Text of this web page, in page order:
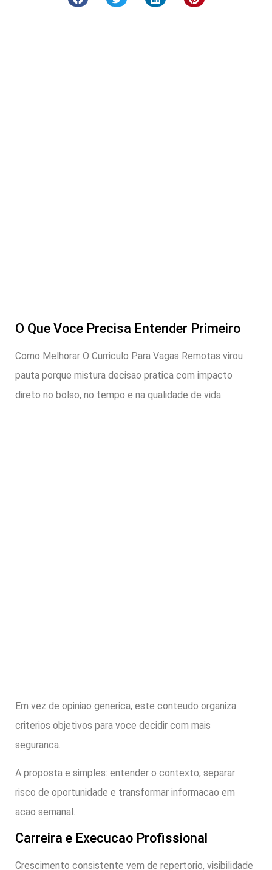
O Que Voce Precisa Entender Primeiro
Como Melhorar O Curriculo Para Vagas Remotas virou
pauta porque mistura decisao pratica com impacto
direto no bolso, no tempo e na qualidade de vida.
Em vez de opiniao generica, este conteudo organiza
criterios objetivos para voce decidir com mais
seguranca.
A proposta e simples: entender o contexto, separar
risco de oportunidade e transformar informacao em
acao semanal.
Carreira e Execucao Profissional
Crescimento consistente vem de repertorio, visibilidade